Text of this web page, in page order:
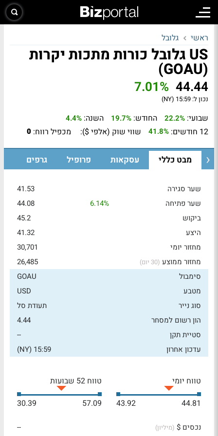
ראשי גלובל
US גלובל כורות מתכות יקרות
(GOAU)
44.44
7.01%
נכון ל: 15:59 (NY)
שבועי: 22.2% החודש: 19.7% השנה: 4.4%
12 חודשים: 41.8% שווי שוק (אלפי $): מכפיל רווח: 0
מבט כללי עסקאות פרופיל גרפים
שער סגירה
41.53
שער פתיחה
6.14%
44.08
ביקוש
45.2
היצע
41.32
מחזור יומי
30,701
מחזור ממוצע (30 יום)
26,485
סימבול
GOAU
מטבע
USD
סוג נייר
תעודת סל
הון רשום למסחר
4.44
סטיית תקן
--
עדכון אחרון
15:59 (NY)
טווח יומי
44.81
43.92
טווח 52 שבועות
57.09
30.39
נכסים $ (מיליון)
--